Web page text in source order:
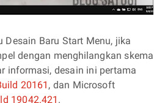
Baru Start Menu, jika
dengan menghilangkan skema
informasi, desain ini pertama
20161 , dan Microsoft
19042.421 .